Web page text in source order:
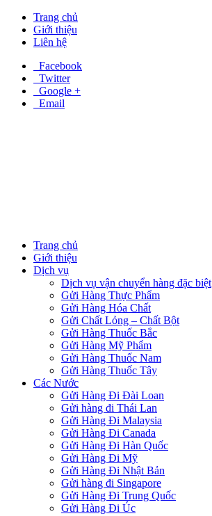
Trang chủ
Giới thiệu
Liên hệ
Facebook
Twitter
Google +
Email
Trang chủ
Giới thiệu
Dịch vụ
Dịch vụ vận chuyển hàng đặc biệt
Gửi Hàng Thực Phẩm
Gửi Hàng Hóa Chất
Gửi Chất Lỏng – Chất Bột
Gửi Hàng Thuốc Bắc
Gửi Hàng Mỹ Phẩm
Gửi Hàng Thuốc Nam
Gửi Hàng Thuốc Tây
Các Nước
Gửi Hàng Đi Đài Loan
Gửi hàng đi Thái Lan
Gửi Hàng Đi Malaysia
Gửi Hàng Đi Canada
Gửi Hàng Đi Hàn Quốc
Gửi Hàng Đi Mỹ
Gửi Hàng Đi Nhật Bản
Gửi hàng đi Singapore
Gửi Hàng Đi Trung Quốc
Gửi Hàng Đi Úc